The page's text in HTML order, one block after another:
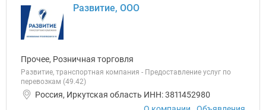
Развитие, ООО
Прочее, Розничная торговля
Развитие, транспортная компания - Предоставление услуг по
перевозкам (49.42)
Россия, Иркутская область ИНН: 3811452980